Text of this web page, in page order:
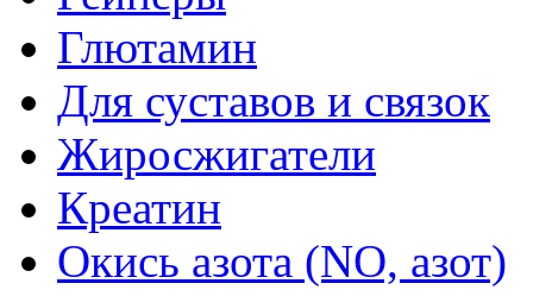
Глютамин
Для суставов и связок
Жиросжигатели
Креатин
Окись азота (NO, азот)